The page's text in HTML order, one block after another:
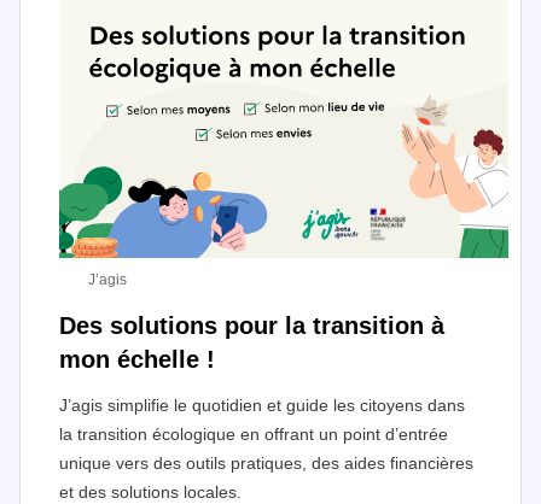
Des solutions pour la transition à
mon échelle !
J’agis simplifie le quotidien et guide les citoyens dans
la transition écologique en offrant un point d’entrée
unique vers des outils pratiques, des aides financières
et des solutions locales.
J’agis